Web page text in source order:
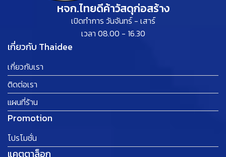
หจก.ไทยดีค้าวัสดุก่อสร้าง
เปิดทำการ วันจันทร์ - เสาร์
เวลา 08.00 - 16.30
เกี่ยวกับ Thaidee
เกี่ยวกับเรา
ติดต่อเรา
แผนที่ร้าน
Promotion
โปรโมชั่น
แคตตาล็อก